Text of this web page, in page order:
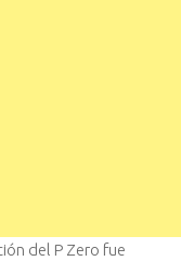
del P Zero fue